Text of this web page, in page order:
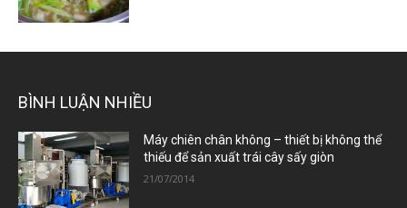
BÌNH LUẬN NHIỀU
Máy chiên chân không – thiết bị không thể
thiếu để sản xuất trái cây sấy giòn
21/07/2014